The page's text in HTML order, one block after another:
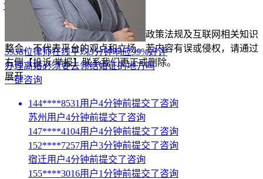
立即免费测试仅需1分钟
投诉/举报
免责声明：以上内容由律图网结合政策法规及互联网相关知识
整合，不代表平台的观点和立场。若内容有误或侵权，请通过
右侧【投诉/举报】联系我们更正或删除。
展开
5938位律师在线平均3分钟响应99%好评
办理离婚必须要去领结婚证的地方吗
一键咨询
144****8531用户4分钟前提交了咨询
苏州用户4分钟前提交了咨询
147****4104用户4分钟前提交了咨询
152****7257用户3分钟前提交了咨询
宿迁用户4分钟前提交了咨询
155****3016用户1分钟前提交了咨询